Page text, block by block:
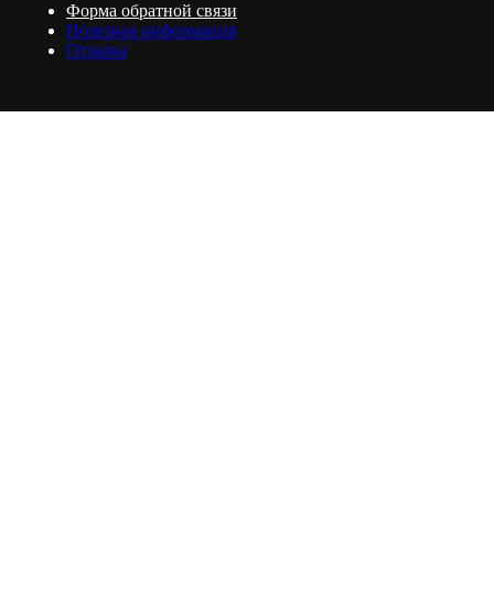
Форма обратной связи
Полезная информация
Отзывы